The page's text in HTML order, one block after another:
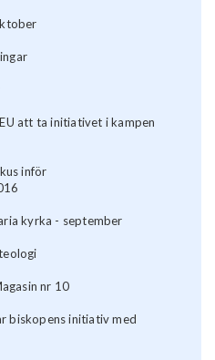
att ta initiativet i kampen
inför
kyrka - september
nr 10
biskopens initiativ med